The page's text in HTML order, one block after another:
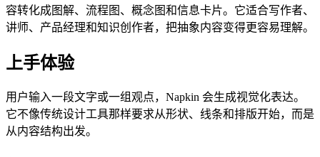
容转化成图解、流程图、概念图和信息卡片。它适合写作者、
讲师、产品经理和知识创作者，把抽象内容变得更容易理解。
上手体验
用户输入一段文字或一组观点，Napkin 会生成视觉化表达。
它不像传统设计工具那样要求从形状、线条和排版开始，而是
从内容结构出发。